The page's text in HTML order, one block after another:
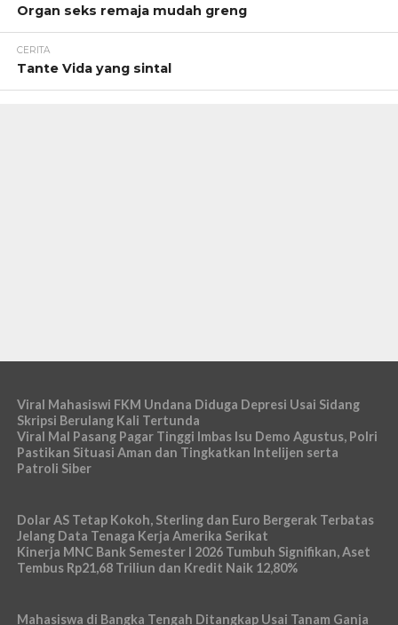
Organ seks remaja mudah greng
CERITA
Tante Vida yang sintal
Viral Mahasiswi FKM Undana Diduga Depresi Usai Sidang
Skripsi Berulang Kali Tertunda
Viral Mal Pasang Pagar Tinggi Imbas Isu Demo Agustus, Polri
Pastikan Situasi Aman dan Tingkatkan Intelijen serta
Patroli Siber
Dolar AS Tetap Kokoh, Sterling dan Euro Bergerak Terbatas
Jelang Data Tenaga Kerja Amerika Serikat
Kinerja MNC Bank Semester I 2026 Tumbuh Signifikan, Aset
Tembus Rp21,68 Triliun dan Kredit Naik 12,80%
Mahasiswa di Bangka Tengah Ditangkap Usai Tanam Ganja